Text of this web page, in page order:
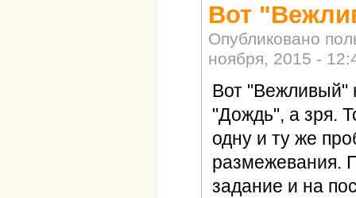
Вот
Опубликовано
ноября, 2015 -
Вот "Вежливый"
"Дождь", а зря.
одну и ту же
размежевания.
задание и на